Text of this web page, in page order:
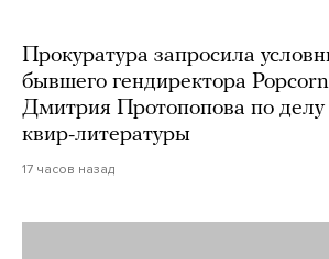
Прокуратура запросила
бывшего гендиректора
Дмитрия Протопопова по делу
квир-литературы
17 часов назад